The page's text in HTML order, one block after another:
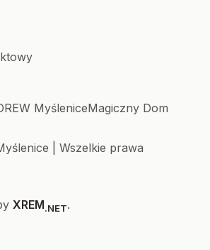
MyśleniceMagiczny Dom
| Wszelkie prawa
XREM.NET.